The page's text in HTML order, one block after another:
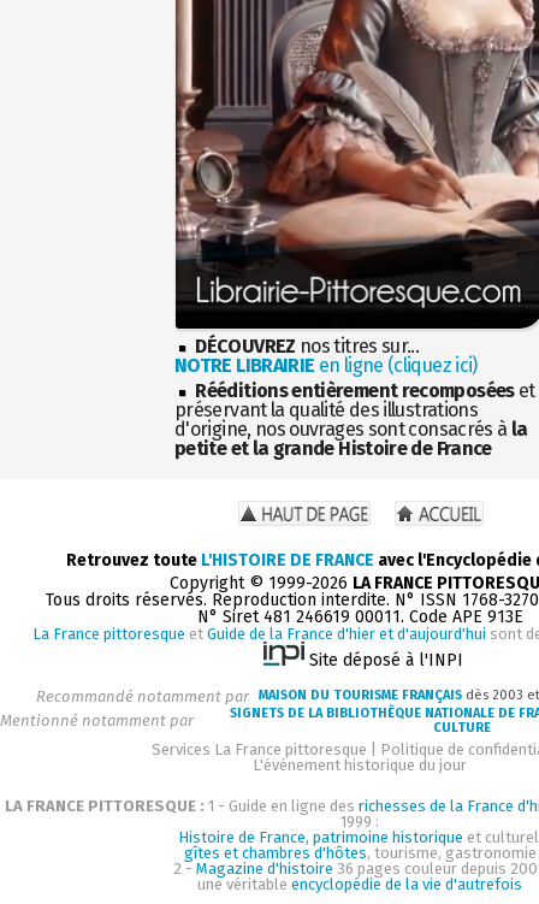
DÉCOUVREZ nos titres sur...
NOTRE LIBRAIRIE en ligne (cliquez ici)
Rééditions entièrement recomposéeset
préservant la qualité des illustrations
d'origine, nos ouvrages sont consacrés à la
petite et la grande Histoire de France
Retrouvez toute L'HISTOIRE DE FRANCE avec
Copyright © 1999-2026 LA FRANCE
Tous droits réservés. Reproduction interdite. N° ISSN 1768-
N° Siret 481 246619 00011. Code APE 913E
La France pittoresque et Guide de la France d'hier et d'aujourd'hui sont
Site déposé à l'INPI
Recommandé notamment par MAISON DU TOURISME FRANÇAIS dès 2003
Mentionné notamment par
SIGNETS DE LA BIBLIOTHÈQUE NATIONALE DE
CULTURE
Services La France pittoresque
Politique de
L'événement historique du jour
LA FRANCE PITTORESQUE : 1 - Guide en ligne des richesses de la France
1999 :
Histoire de France, patrimoine historique et
gîtes et chambres d'hôtes, tourisme, gastronomie
2 - Magazine d'histoire 36 pages couleur depuis
une véritableencyclopédie de la vie d'autrefois